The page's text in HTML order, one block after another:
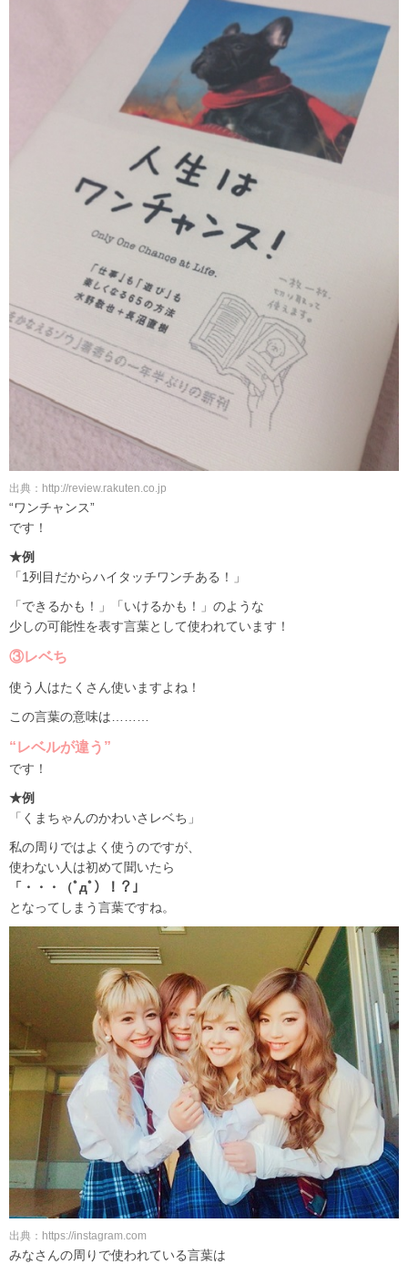
出典：http://review.rakuten.co.jp
“ワンチャンス”
です！
★例
「1列目だからハイタッチワンチある！」
「できるかも！」「いけるかも！」のような
少しの可能性を表す言葉として使われています！
③レベち
使う人はたくさん使いますよね！
この言葉の意味は………
“レベルが違う”
です！
★例
「くまちゃんのかわいさレベち」
私の周りではよく使うのですが、
使わない人は初めて聞いたら
「・・・（ﾟдﾟ）！？」
となってしまう言葉ですね。
出典：https://instagram.com
みなさんの周りで使われている言葉は